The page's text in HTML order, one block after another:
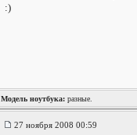
:)
Модель ноутбука: разные.
27 ноября 2008 00:59